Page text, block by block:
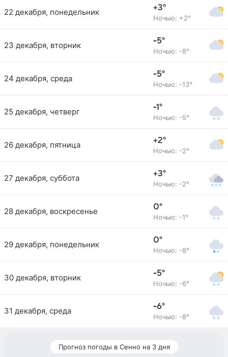
22 декабря, понедельник +3°
Ночью: +2°
23 декабря, вторник -5°
Ночью: -8°
24 декабря, среда -5°
Ночью: -13°
25 декабря, четверг -1°
Ночью: -5°
26 декабря, пятница +2°
Ночью: -2°
27 декабря, суббота +3°
Ночью: -2°
28 декабря, воскресенье 0°
Ночью: -1°
29 декабря, понедельник 0°
Ночью: -8°
30 декабря, вторник -5°
Ночью: -6°
31 декабря, среда -6°
Ночью: -8°
Прогноз погоды в Сенно на 3 дня